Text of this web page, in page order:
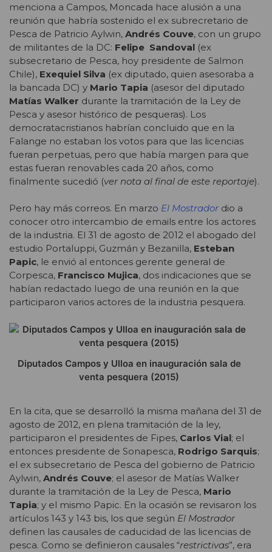
menciona a Campos, Moncada hace alusión a una
reunión que habría sostenido el ex subrecretario de
Pesca de Patricio Aylwin, Andrés Couve, con un grupo
de militantes de la DC: Felipe Sandoval (ex
subsecretario de Pesca, hoy presidente de Salmon
Chile), Exequiel Silva (ex diputado, quien asesoraba a
la bancada DC) y Mario Tapia (asesor del diputado
Matías Walker durante la tramitación de la Ley de
Pesca y asesor histórico de pesqueras). Los
democratacristianos habrían concluido que en la
Falange no estaban los votos para que las licencias
fueran perpetuas, pero que había margen para que
estas fueran renovables cada 20 años, como
finalmente sucedió (ver nota al final de este reportaje).
Pero hay más correos. En marzo El Mostrador dio a
conocer otro intercambio de emails entre los actores
de la industria. El 31 de agosto de 2012 el abogado del
estudio Portaluppi, Guzmán y Bezanilla, Esteban
Papic, le envió al entonces gerente general de
Corpesca, Francisco Mujica, dos indicaciones que se
habían redactado luego de una reunión en la que
participaron varios actores de la industria pesquera.
Diputados Campos y Ulloa en inauguración sala de
venta pesquera (2015)
En la cita, que se desarrolló la misma mañana del 31 de
agosto de 2012, en plena tramitación de la ley,
participaron el presidentes de Fipes, Carlos Vial; el
entonces presidente de Sonapesca, Rodrigo Sarquis;
el ex subsecretario de Pesca del gobierno de Patricio
Aylwin, Andrés Couve; el asesor de Matías Walker
durante la tramitación de la Ley de Pesca, Mario
Tapia; y el mismo Papic. En la ocasión se revisaron los
artículos 143 y 143 bis, los que según El Mostrador
definen las causales de caducidad de las licencias de
pesca. Como se definieron causales “restrictivas”, era